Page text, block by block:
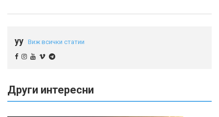
yy Виж всички статии
Други интересни